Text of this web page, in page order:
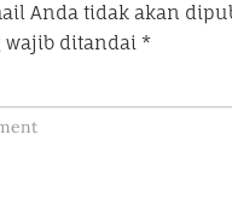
Anda tidak akan
wajib ditandai *